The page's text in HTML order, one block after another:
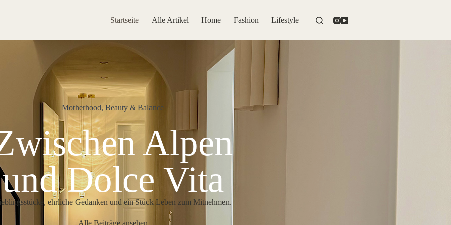
Startseite Alle Artikel Home Fashion Lifestyle
Motherhood, Beauty & Balance
Alpen
und Dolce Vita
ehrliche Gedanken und ein Stück Leben zum Mitnehmen.
Alle Beiträge ansehen